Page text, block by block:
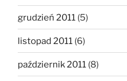
grudzień 2011 (5)
listopad 2011 (6)
październik 2011 (8)